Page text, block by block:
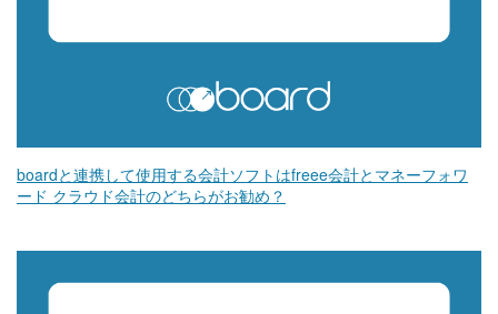
boardと連携して使用する会計ソフトはfreee会計とマネーフォワ
ード クラウド会計のどちらがお勧め？